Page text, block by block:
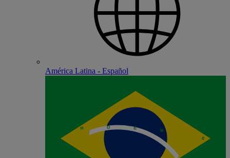
América Latina - Español